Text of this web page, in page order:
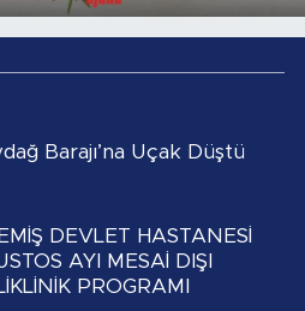
Barajı’na Uçak Düştü
DEVLET HASTANESİ
AYI MESAİ DIŞI
PROGRAMI